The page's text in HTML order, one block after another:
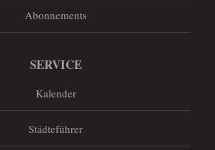
Abonnements
SERVICE
Kalender
Städteführer